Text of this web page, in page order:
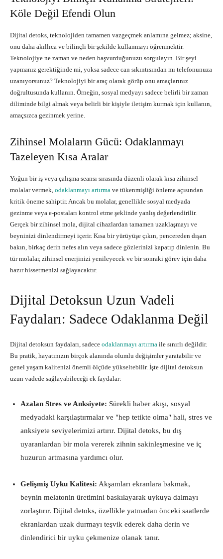
Köle Değil Efendi Olun
Dijital detoks, teknolojiden tamamen vazgeçmek anlamına gelmez; aksine,
onu daha akıllıca ve bilinçli bir şekilde kullanmayı öğrenmektir.
Teknolojiye ne zaman ve neden başvurduğunuzu sorgulayın. Bir şeyi
yapmanız gerektiğinde mi, yoksa sadece can sıkıntısından mı telefonunuza
uzanıyorsunuz? Teknolojiyi bir araç olarak görüp onu amaçlarınız
doğrultusunda kullanın. Örneğin, sosyal medyayı sadece belirli bir zaman
diliminde bilgi almak veya belirli bir kişiyle iletişim kurmak için kullanın,
amaçsızca gezinmek yerine.
Zihinsel Molaların Gücü: Odaklanmayı
Tazeleyen Kısa Aralar
Yoğun bir iş veya çalışma seansı sırasında düzenli olarak kısa zihinsel
molalar vermek, odaklanmayı artırma ve tükenmişliği önleme açısından
kritik öneme sahiptir. Ancak bu molalar, genellikle sosyal medyada
gezinme veya e-postaları kontrol etme şeklinde yanlış değerlendirilir.
Gerçek bir zihinsel mola, dijital cihazlardan tamamen uzaklaşmayı ve
beyninizi dinlendirmeyi içerir. Kısa bir yürüyüşe çıkın, pencereden dışarı
bakın, birkaç derin nefes alın veya sadece gözlerinizi kapatıp dinlenin. Bu
tür molalar, zihinsel enerjinizi yenileyecek ve bir sonraki görev için daha
hazır hissetmenizi sağlayacaktır.
Dijital Detoksun Uzun Vadeli
Faydaları: Sadece Odaklanma Değil
Dijital detoksun faydaları, sadece odaklanmayı artırma ile sınırlı değildir.
Bu pratik, hayatınızın birçok alanında olumlu değişimler yaratabilir ve
genel yaşam kalitenizi önemli ölçüde yükseltebilir. İşte dijital detoksun
uzun vadede sağlayabileceği ek faydalar:
Azalan Stres ve Anksiyete: Sürekli haber akışı, sosyal
medyadaki karşılaştırmalar ve "hep tetikte olma" hali, stres ve
anksiyete seviyelerimizi artırır. Dijital detoks, bu dış
uyaranlardan bir mola vererek zihnin sakinleşmesine ve iç
huzurun artmasına yardımcı olur.
Gelişmiş Uyku Kalitesi: Akşamları ekranlara bakmak,
beynin melatonin üretimini baskılayarak uykuya dalmayı
zorlaştırır. Dijital detoks, özellikle yatmadan önceki saatlerde
ekranlardan uzak durmayı teşvik ederek daha derin ve
dinlendirici bir uyku çekmenize olanak tanır.